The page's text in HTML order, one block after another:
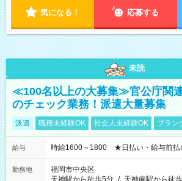
気になる！ 応募する
未読
≪100名以上の大募集≫官公庁関
のチェック業務！派遣大量募集
派遣 職種未経験OK 社会人未経験OK ブラン
給与 時給1600～1800 ★日払い・給与前払
勤務地
福岡市中央区
天神駅から徒歩5分 / 天神南駅から徒